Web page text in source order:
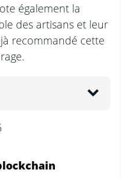
également la
des artisans et leur
recommandé cette